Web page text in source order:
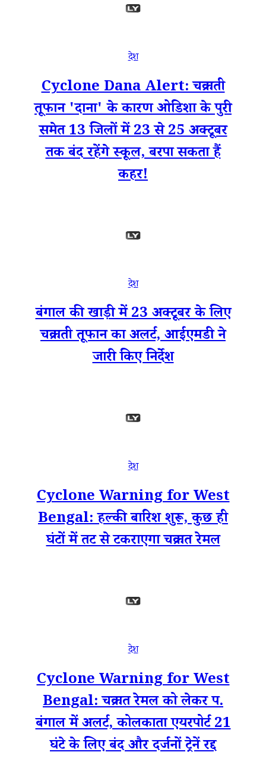
देश
Cyclone Dana Alert: चक्रवाती
तूफान 'दाना' के कारण ओडिशा के पुरी
समेत 13 जिलों में 23 से 25 ​​अक्टूबर
तक बंद रहेंगे स्कूल, बरपा सकता हैं
कहर!
देश
बंगाल की खाड़ी में 23 अक्टूबर के लिए
चक्रवाती तूफान का अलर्ट, आईएमडी ने
जारी किए निर्देश
देश
Cyclone Warning for West
Bengal: हल्की बारिश शुरू, कुछ ही
घंटों में तट से टकराएगा चक्रवात रेमल
देश
Cyclone Warning for West
Bengal: चक्रवात रेमल को लेकर प.
बंगाल में अलर्ट, कोलकाता एयरपोर्ट 21
घंटे के लिए बंद और दर्जनों ट्रेनें रद्द